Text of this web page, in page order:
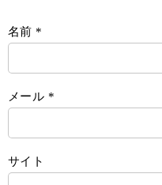
名前 *
メール *
サイト